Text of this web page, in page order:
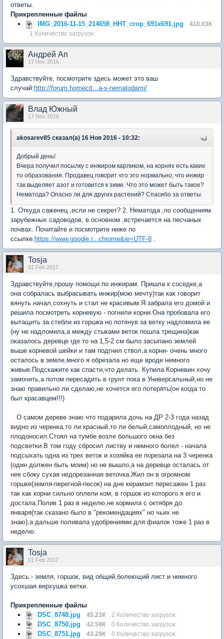
ответы.
Прикрепленные файлы
IMG_2016-11-15_214658_HHT_crop_691x691.jpg
410.63К
1 Количество загрузок:
Андрей Ап
17 Nov 2016
Здравствуйте, посмотрите здесь может это ваш
случай: http://forum.homecit...a-s-nematodami/
Влад Южный
17 Nov 2016
akosarev85 сказал(а) 16 Ноя 2016 - 10:32:
Добрый день!
Вчера получил посылку с инжиром карликом, на корнях есть какие
то образования. Продавец говорит что это нормально, что инжир
так выделяет азот и готовится к зиме. Что это может быть такое?
Нематода? Опасно ли для других растений? Спасибо за ответы.
1. Откуда саженец ,если не секрет? 2. Нематода ,по сообщениям
зарубежных садоводов, в основном ,встречается на песчаных
почвах. Почитайте и посмотрите ниже по
ссылке. https://www.google.r...chrome&ie=UTF-8 .
Tosja
01 Feb 2017
Здравствуйте,прошу помощи по инжирам. Пришла к соседке,а
она собралась выбрасывать инжир(мою мечту)так как говорит
вянуть начал,сохнуть и стал не красивым.Я забрала его домой и
решила посмотреть корневую - погнили корни.Она пробовала его
вытащить за стебли из горшка но потянув за ветку надломила ее
(ну не надломила,а между стыками веток пошла трещина)как
оказалось деревце где то на 1,5-2 см было засыпано землей
выше корневой шейки и там подгнил ствол,а корни- очень много
осталось в земле,много я обрезала но еще вроде немного
живые.Подскажите как спасти,что делать. Купила Корневин хочу
замочить,а потом пересадить в грунт пока в Универсальный,но не
знаю правильно ли сделаю,не хочется его потерять(он когда то
был красавцем!!!)
О самом дереве знаю что подарила дочь на ДР 2-3 года назад
видно из черенка,то ли красный,то ли белый,самоплодный, но не
плодоносил.Стоял на тумбе возле большого окна без
подсветки.В том году сбросил листву и немного болел - начала
подсыхать одна из трех веток и хозяйка ее порезала на 3 черенка
(один должен быть моим) но не вышло,а на деревце осталась от
нее сбоку сухая недорезанная веточка.Жил он в огромном
горшке(земля-перегной-песок) на дне керамзит пересажен 1 раз
так как корни сильно оплели ком, в горшок из которого я его и
достала.Полив 1 раз в неделю,не кормила с октября до
января(так сказано было в "рекомендациях" но чьих не
знаю),а дальше поливала удобрениями для фиалок тоже 1 раз в
неделю.
Tosja
01 Feb 2017
Здесь:- земля, горшок, вид общий,болеющий лист и немного
усохшая верхушка ветки.
Прикрепленные файлы
DSC_8748.jpg
45.23К 2 Количество загрузок:
DSC_8750.jpg 42.59К 0 Количество загрузок:
DSC_8751.jpg 43.29К 0 Количество загрузок: